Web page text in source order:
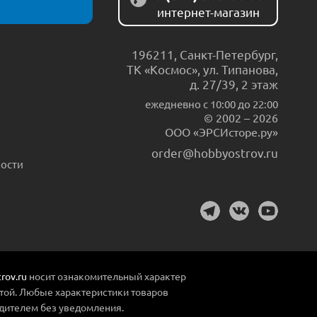
интернет-магазин
196211 Санкт-Петербург,
ТК «Космос», ул. Типанова,
д. 27/39, 2 этаж
ежедневно c 10:00 до 22:00
© 2002 – 2026
ООО «ЭРСИсторе.ру»
order@hobbyostrov.ru
носит ознакомительный характер
Любые характеристики товаров
без уведомления.